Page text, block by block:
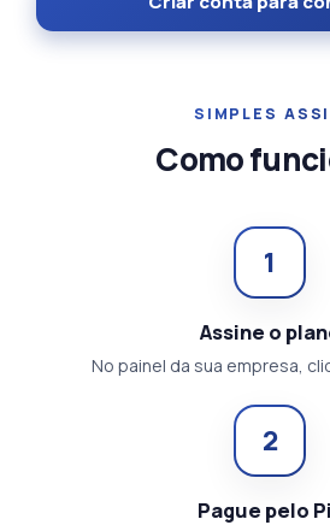
SIMPLES
Como
1
Assine o
No painel da sua empresa,
2
Pague pelo